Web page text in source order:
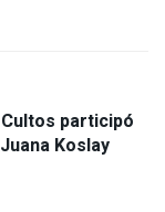
participó
Koslay